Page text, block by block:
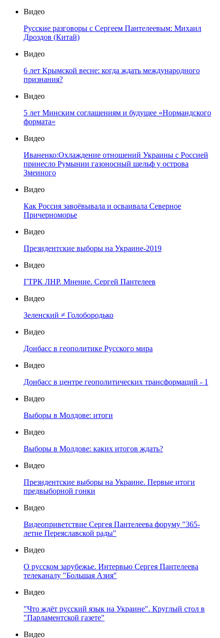
Видео
Русские разговоры с Сергеем Пантелеевым: Михаил
Дроздов (Китай)
Видео
6 лет Крымской весне: когда ждать международного
признания?
Видео
5 лет Минским соглашениям и будущее «Нормандского
формата»
Видео
Иваненко:Охлаждение отношений Украины с Россией
принесло Румынии газоносный шельф у острова
Змеиного
Видео
Как Россия завоёвывала и осваивала Северное
Причерноморье
Видео
Президентские выборы на Украине-2019
Видео
ГТРК ЛНР. Мнение. Сергей Пантелеев
Видео
Зеленский ≠ Голобородько
Видео
Донбасс в геополитике Русского мира
Видео
Донбасс в центре геополитических трансформаций - 1
Видео
Выборы в Молдове: итоги
Видео
Выборы в Молдове: каких итогов ждать?
Видео
Президентские выборы на Украине. Первые итоги
предвыборной гонки
Видео
Видеоприветствие Сергея Пантелеева форуму "365-
летие Переяславской рады"
Видео
О русском зарубежье. Интервью Сергея Пантелеева
телеканалу "Большая Азия"
Видео
"Что ждёт русский язык на Украине". Круглый стол в
"Парламентской газете"
Видео